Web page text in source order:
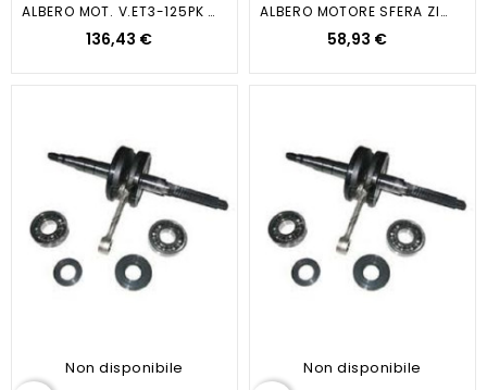
ALBERO MOT. V.ET3-125PK ANT
136,43 €
ALBERO MOTORE SFERA ZIP 50
58,93 €
Non disponibile Non disponibile